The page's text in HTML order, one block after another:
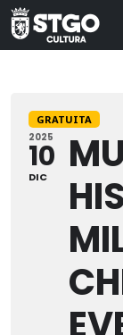
GRATUITA
2025
10
DIC